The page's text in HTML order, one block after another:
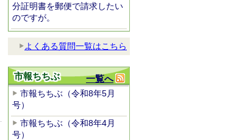
分証明書を郵便で請求したい
のですが。
よくある質問一覧はこちら
一覧へ
市報ちちぶ
市報ちちぶ（令和8年5月
号）
市報ちちぶ（令和8年4月
号）